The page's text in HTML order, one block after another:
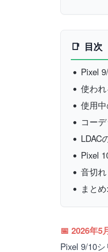
目次
Pixel
使わ
使用
コー
LDAC
Pixel
音切
まと
📅 2026年5
Pixel 9/10